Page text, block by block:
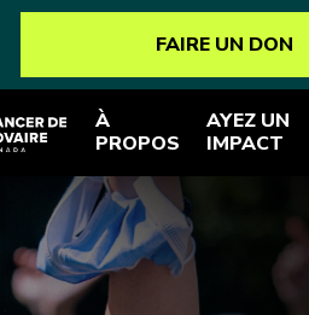
FAIRE UN DON
À
PROPOS
AYEZ UN
IMPACT